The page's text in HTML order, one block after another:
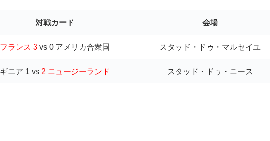
対戦カード 会場
フランス 3 vs 0 アメリカ合衆国 スタッド・ドゥ・マルセイユ
ギニア 1 vs 2 ニュージーランド スタッド・ドゥ・ニース